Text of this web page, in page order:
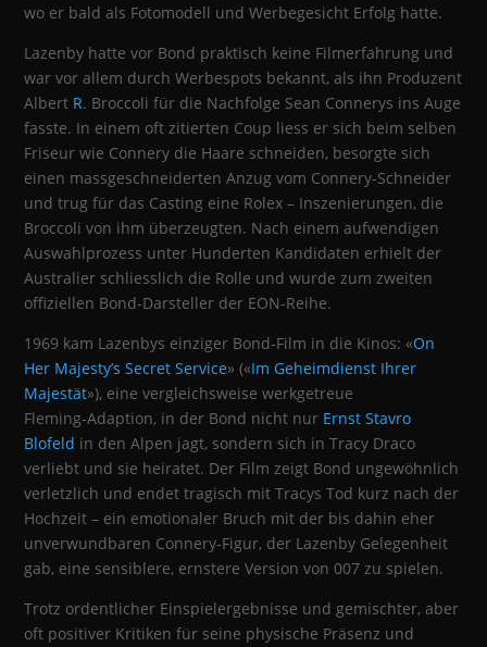
wo er bald als Fotomodell und Werbegesicht Erfolg hatte.
Lazenby hatte vor Bond praktisch keine Filmerfahrung und
war vor allem durch Werbespots bekannt, als ihn Produzent
Albert R. Broccoli für die Nachfolge Sean Connerys ins Auge
fasste. In einem oft zitierten Coup liess er sich beim selben
Friseur wie Connery die Haare schneiden, besorgte sich
einen massgeschneiderten Anzug vom Connery‑Schneider
und trug für das Casting eine Rolex – Inszenierungen, die
Broccoli von ihm überzeugten. Nach einem aufwendigen
Auswahlprozess unter Hunderten Kandidaten erhielt der
Australier schliesslich die Rolle und wurde zum zweiten
offiziellen Bond‑Darsteller der EON‑Reihe.
1969 kam Lazenbys einziger Bond‑Film in die Kinos: «On
Her Majesty’s Secret Service» («Im Geheimdienst Ihrer
Majestät»), eine vergleichsweise werkgetreue
Fleming‑Adaption, in der Bond nicht nur Ernst Stavro
Blofeld in den Alpen jagt, sondern sich in Tracy Draco
verliebt und sie heiratet. Der Film zeigt Bond ungewöhnlich
verletzlich und endet tragisch mit Tracys Tod kurz nach der
Hochzeit – ein emotionaler Bruch mit der bis dahin eher
unverwundbaren Connery‑Figur, der Lazenby Gelegenheit
gab, eine sensiblere, ernstere Version von 007 zu spielen.
Trotz ordentlicher Einspielergebnisse und gemischter, aber
oft positiver Kritiken für seine physische Präsenz und